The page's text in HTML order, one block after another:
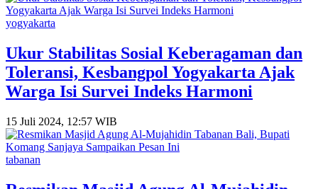
yogyakarta
Ukur Stabilitas Sosial Keberagaman dan
Toleransi, Kesbangpol Yogyakarta Ajak
Warga Isi Survei Indeks Harmoni
15 Juli 2024, 12:57 WIB
tabanan